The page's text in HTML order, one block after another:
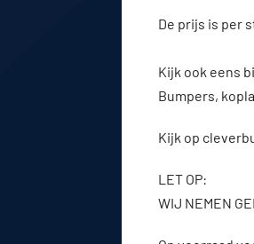
De prijs is per
Kijk ook eens
Bumpers,
Kijk op
LET OP:
WIJ NEMEN